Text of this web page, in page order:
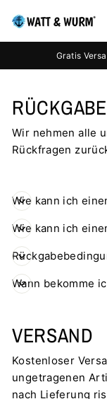
zum
Inhalt
Gratis
RÜCKGABE
Wir nehmen alle
Rückfragen
Wie kann ich
Wie kann ich
Wann bekomme
VERSAND
Kostenloser
ungetragenen
nach Lieferung